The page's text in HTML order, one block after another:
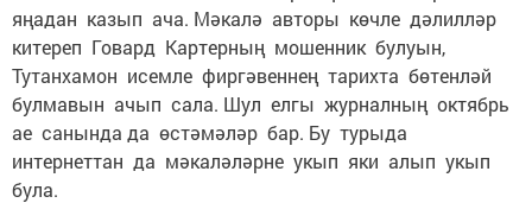
яңадан казып ача. Мәкалә авторы көчле дәлилләр
китереп Говард Картерның мошенник булуын,
Тутанхамон исемле фиргәвеннең тарихта бөтенләй
булмавын ачып сала. Шул елгы журналның октябрь
ае санында да өстәмәләр бар. Бу турыда
интернеттан да мәкаләләрне укып яки алып укып
була.